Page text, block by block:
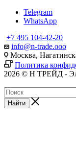
Telegram
WhatsApp
+7 495 104-42-20
info@n-trade.ooo
Москва,
Политика
2026 © Н ТРЕЙД -
Найти